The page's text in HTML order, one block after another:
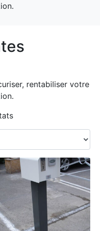
rentabiliser votre